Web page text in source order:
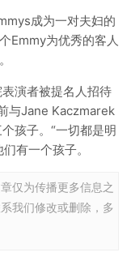
成为一对夫妇的
Emmy为优秀的客人
演者被提名人招待
与Jane Kaczmarek
孩子。“一切都是明
有一个孩子。
仅为传播更多信息之
我们修改或删除，多